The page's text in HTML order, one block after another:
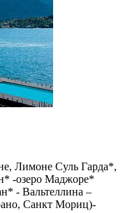
Лимоне Суль Гарда*,
-озеро Маджоре*
- Вальтеллина –
Санкт Мориц)-